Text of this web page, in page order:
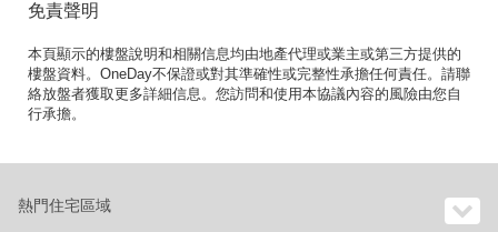
免責聲明
本頁顯示的樓盤說明和相關信息均由地產代理或業主或第三方提供的
樓盤資料。OneDay不保證或對其準確性或完整性承擔任何責任。請聯
絡放盤者獲取更多詳細信息。您訪問和使用本協議內容的風險由您自
行承擔。
熱門住宅區域